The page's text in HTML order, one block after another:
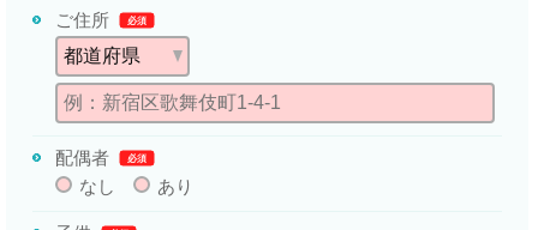
ご住所 必須
配偶者 必須
なし あり